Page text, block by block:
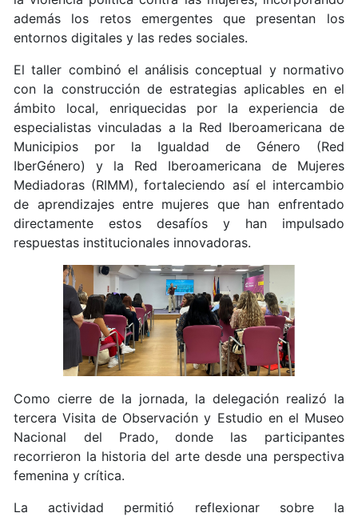
además los retos emergentes que presentan los
entornos digitales y las redes sociales.
El taller combinó el análisis conceptual y normativo
con la construcción de estrategias aplicables en el
ámbito local, enriquecidas por la experiencia de
especialistas vinculadas a la Red Iberoamericana de
Municipios por la Igualdad de Género (Red
IberGénero) y la Red Iberoamericana de Mujeres
Mediadoras (RIMM), fortaleciendo así el intercambio
de aprendizajes entre mujeres que han enfrentado
directamente estos desafíos y han impulsado
respuestas institucionales innovadoras.
Como cierre de la jornada, la delegación realizó la
tercera Visita de Observación y Estudio en el Museo
Nacional del Prado, donde las participantes
recorrieron la historia del arte desde una perspectiva
femenina y crítica.
La actividad permitió reflexionar sobre la